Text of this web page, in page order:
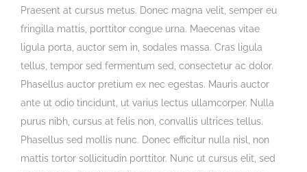
Praesent at cursus metus. Donec magna velit, semper eu
fringilla mattis, porttitor congue urna. Maecenas vitae
ligula porta, auctor sem in, sodales massa. Cras ligula
tellus, tempor sed fermentum sed, consectetur ac dolor.
Phasellus auctor pretium ex nec egestas. Mauris auctor
ante ut odio tincidunt, ut varius lectus ullamcorper. Nulla
purus nibh, cursus at felis non, convallis ultrices tellus.
Phasellus sed mollis nunc. Donec efficitur nulla nisl, non
mattis tortor sollicitudin porttitor. Nunc ut cursus elit, sed